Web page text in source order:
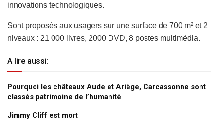
innovations technologiques.
Sont proposés aux usagers sur une surface de 700 m² et 2
niveaux : 21 000 livres, 2000 DVD, 8 postes multimédia.
A lire aussi:
Pourquoi les châteaux Aude et Ariège, Carcassonne sont
classés patrimoine de l’humanité
Jimmy Cliff est mort